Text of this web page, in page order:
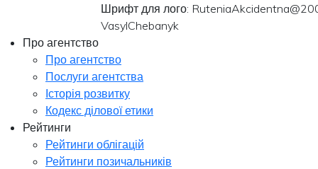
Шрифт для лого:
VasylChebanyk
Про агентство
Про агентство
Послуги агентства
Історія розвитку
Кодекс ділової етики
Рейтинги
Рейтинги облігацій
Рейтинги позичальників